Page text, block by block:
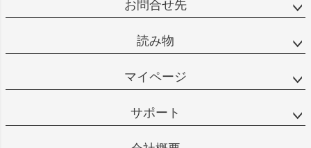
お問合せ先
読み物
マイページ
サポート